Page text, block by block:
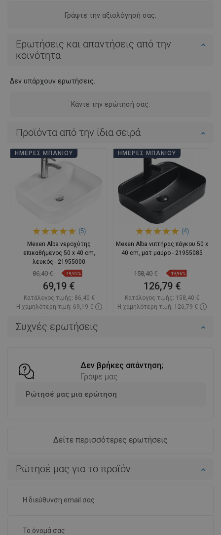
Συχνές ερωτήσεις
Δεν βρήκες απάντηση;
Γράψε μας
Ρώτησέ μας μια ερώτηση
Δείτε περισσότερες ερωτήσεις
Γράψτε την αξιολόγησή σας.
Ερωτήσεις και απαντήσεις από την
κοινότητα
Δεν υπάρχουν ερωτήσεις.
Κάντε την ερώτησή σας.
Ρώτησέ μας για το προϊόν
Προϊόντα από την ίδια σειρά
ΗΜΈΡΕΣ ΜΠΆΝΙΟΥ
(5)
Mexen Alba νεροχύτης
επικαθήμενος 50 x 40 cm,
λευκός - 21955000
86,40 € -19,92%
69,19 €
Κατάλογος τιμής: 86,40 €
Η χαμηλότερη τιμή: 69,19 €
ΗΜΈΡΕΣ ΜΠΆΝΙΟΥ
(4)
Mexen Alba νιπτήρας πάγκου 50 x
40 cm, ματ μαύρο - 21955085
158,40 € -19,96%
126,79 €
Κατάλογος τιμής: 158,40 €
Η χαμηλότερη τιμή: 126,79 €